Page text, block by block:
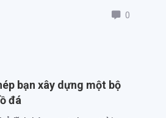
sống cho chúng.
0
bạn xây dựng một bộ
đá